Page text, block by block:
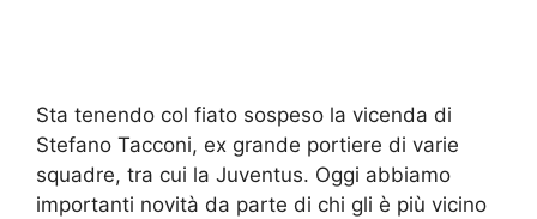
Sta tenendo col fiato sospeso la vicenda di
Stefano Tacconi, ex grande portiere di varie
squadre, tra cui la Juventus. Oggi abbiamo
importanti novità da parte di chi gli è più vicino